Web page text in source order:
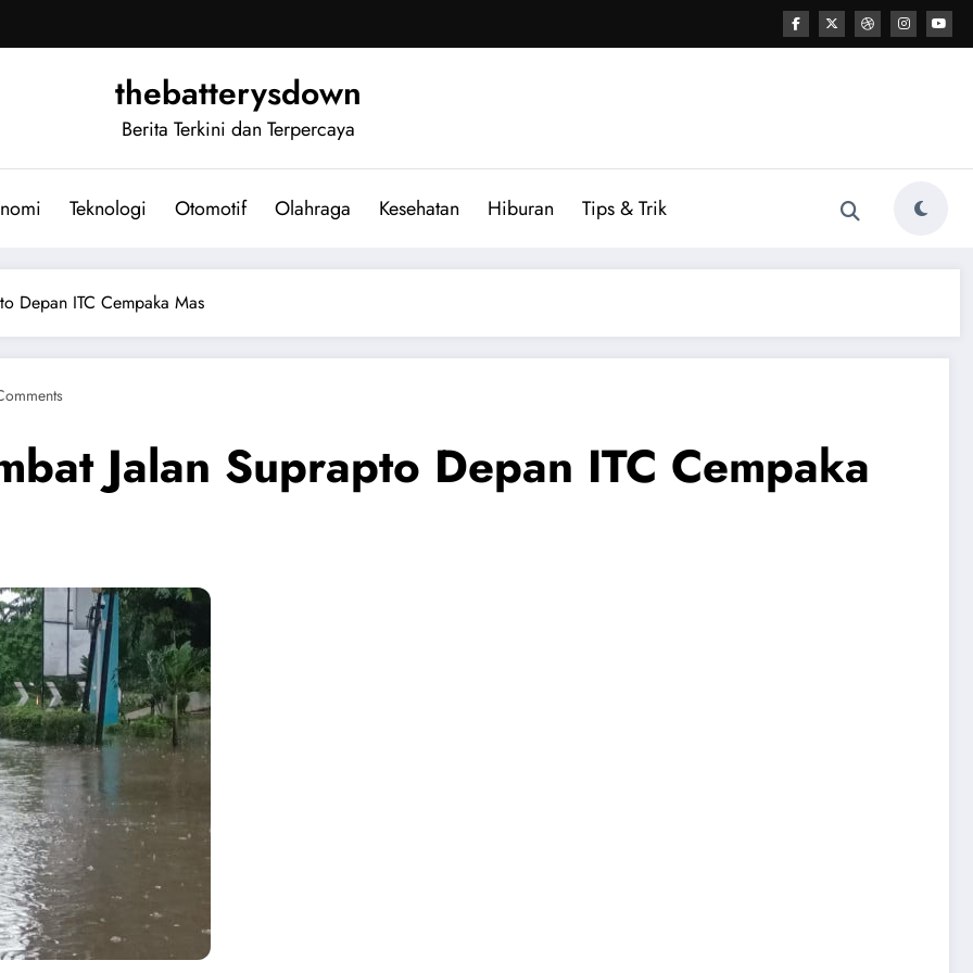
thebatterysdown
Berita Terkini dan Terpercaya
Teknologi Otomotif Olahraga Kesehatan Hiburan Tips & Trik
Depan ITC Cempaka Mas
Jalan Suprapto Depan ITC Cempaka